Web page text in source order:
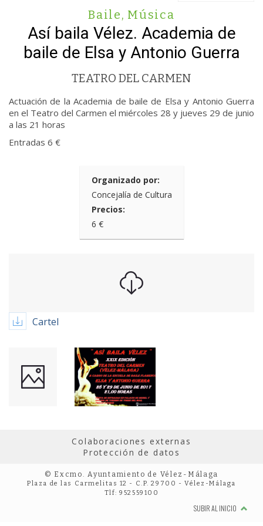
Baile, Música
Así baila Vélez. Academia de
baile de Elsa y Antonio Guerra
TEATRO DEL CARMEN
Actuación de la Academia de baile de Elsa y Antonio Guerra
en el Teatro del Carmen el miércoles 28 y jueves 29 de junio
a las 21 horas
Entradas 6 €
Organizado por:
Concejalía de Cultura
Precios:
6 €
Cartel
Colaboraciones externas
Protección de datos
© Excmo. Ayuntamiento de Vélez-Málaga
Plaza de las Carmelitas 12 - C.P. 29700 - Vélez-Málaga
Tlf: 952559100
SUBIR AL INICIO